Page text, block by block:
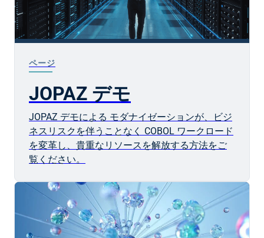
ページ
JOPAZ デモ
JOPAZ デモによる モダナイゼーションが、ビジ
ネスリスクを伴うことなく COBOL ワークロード
を変革し、貴重なリソースを解放する方法をご
覧ください。